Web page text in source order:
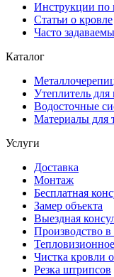
Инструкции по
Статьи о кровле
Часто
Каталог
Утеплитель для
Водосточные
Материалы для
Услуги
Доставка
Монтаж
Бесплатная
Замер объекта
Выездная
Производство в
Чистка кровли
Резка штрипсов